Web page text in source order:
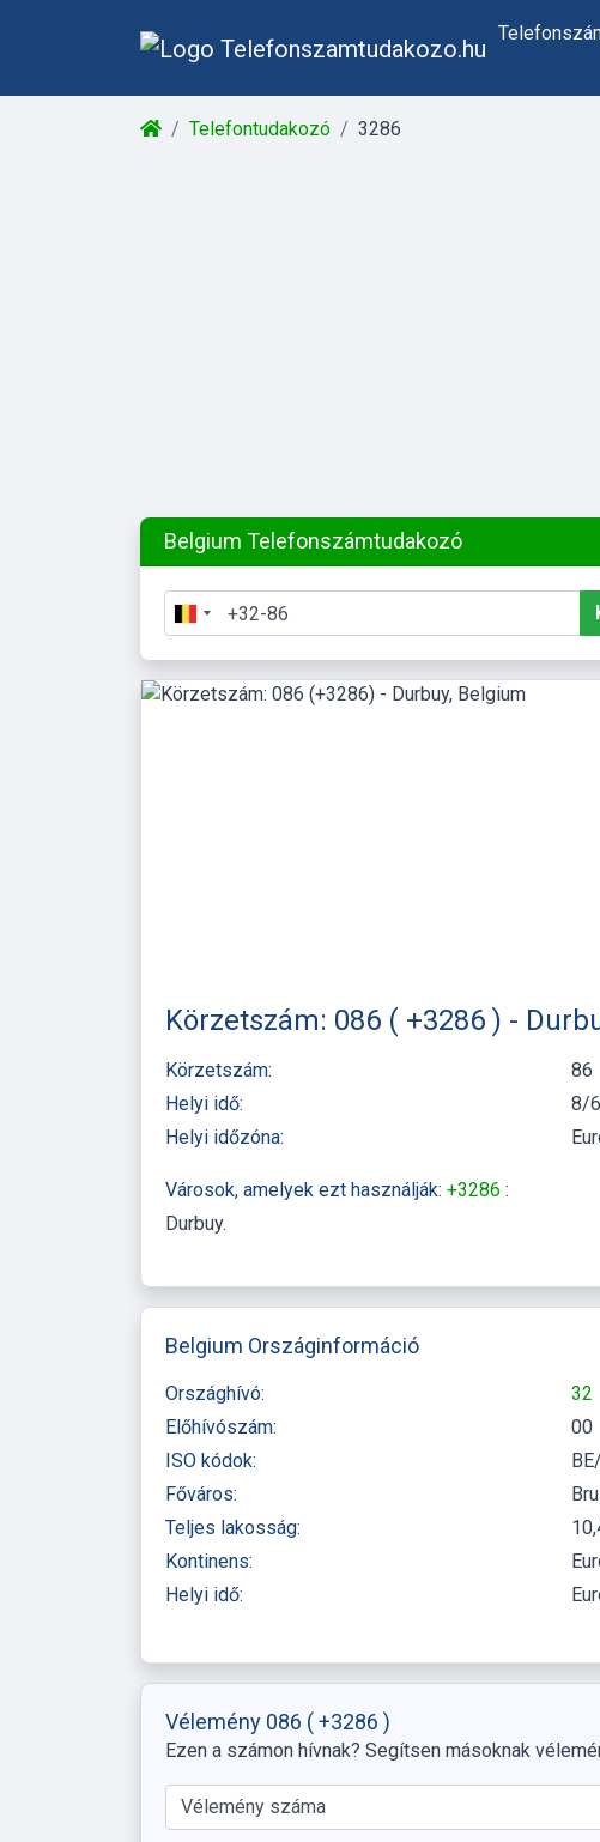
Telefontudakozó 3286
Belgium Telefonszámtudakozó
Körzetszám: 086 ( +3286 ) -
Körzetszám:
86
Helyi idő:
8/
Helyi időzóna:
Városok, amelyek ezt használják: +3286 :
Durbuy
Belgium Országinformáció
Országhívó:
32
Előhívószám:
00
ISO kódok:
Főváros:
Teljes lakosság:
Kontinens:
Helyi idő:
Vélemény 086 ( +3286 )
Ezen a számon hívnak? Segítsen másoknak